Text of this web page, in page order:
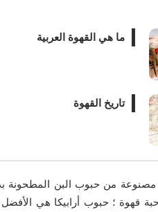
ما هي القهوة العربية
تاريخ القهوة
من حبوب البن المطحونة
قهوة ؛ حبوب أرابيكا هي الأفضل